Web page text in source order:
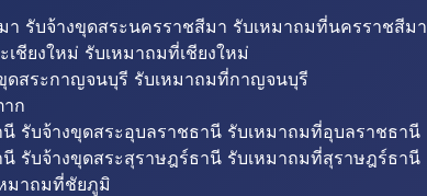
รับจ้างขุดสระนครราชสีมา รับเหมาถมที่นครราชสีมา
เชียงใหม่ รับเหมาถมที่เชียงใหม่
ดสระกาญจนบุรี รับเหมาถมที่กาญจนบุรี
ก
รับจ้างขุดสระอุบลราชธานี รับเหมาถมที่อุบลราชธานี
รับจ้างขุดสระสุราษฎร์ธานี รับเหมาถมที่สุราษฎร์ธานี
มาถมที่ชัยภูมิ